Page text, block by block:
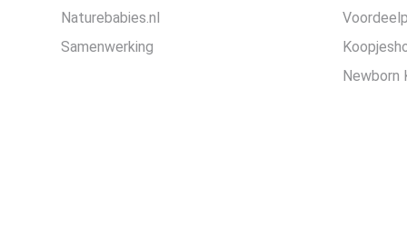
Naturebabies.nl
Samenwerking
Newborn